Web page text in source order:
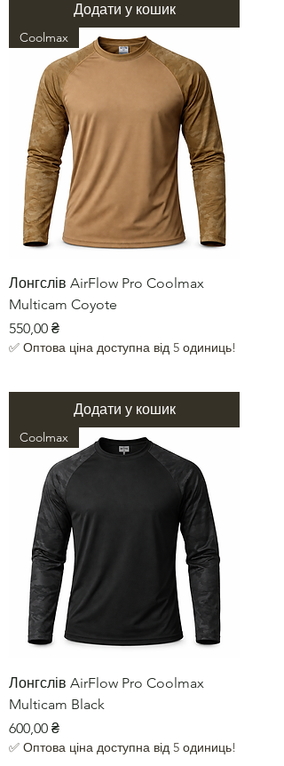
Додати у кошик
Coolmax
Лонгслів AirFlow Pro Coolmax
Multicam Coyote
Ціна
550,00 ₴
✅ Оптова ціна доступна від 5 одиниць!
Додати у кошик
Coolmax
Лонгслів AirFlow Pro Coolmax
Multicam Black
Ціна
600,00 ₴
✅ Оптова ціна доступна від 5 одиниць!